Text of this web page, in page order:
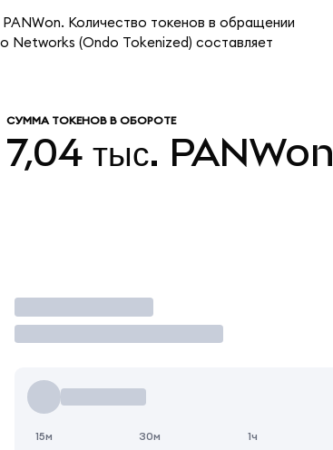
Количество токенов в обращении
Networks (Ondo Tokenized) составляет
СУММА ТОКЕНОВ В ОБОРОТЕ
7,04 тыс. PANWon
Торговать
15м 30м 1ч